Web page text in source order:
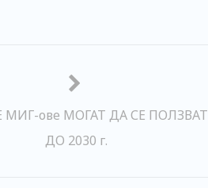
МИГ-ове МОГАТ ДА СЕ ПОЛЗВАТ
ДО 2030 г.